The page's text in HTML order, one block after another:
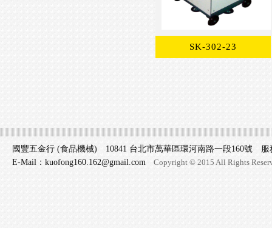
SK-302-23
國豐五金行 (食品機械) 10841 台北市萬華區環河南路一段160號 服
E-Mail：kuofong160.162@gmail.com Copyright © 2015 All Rights